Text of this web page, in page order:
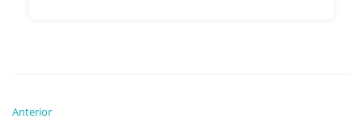
Anterior